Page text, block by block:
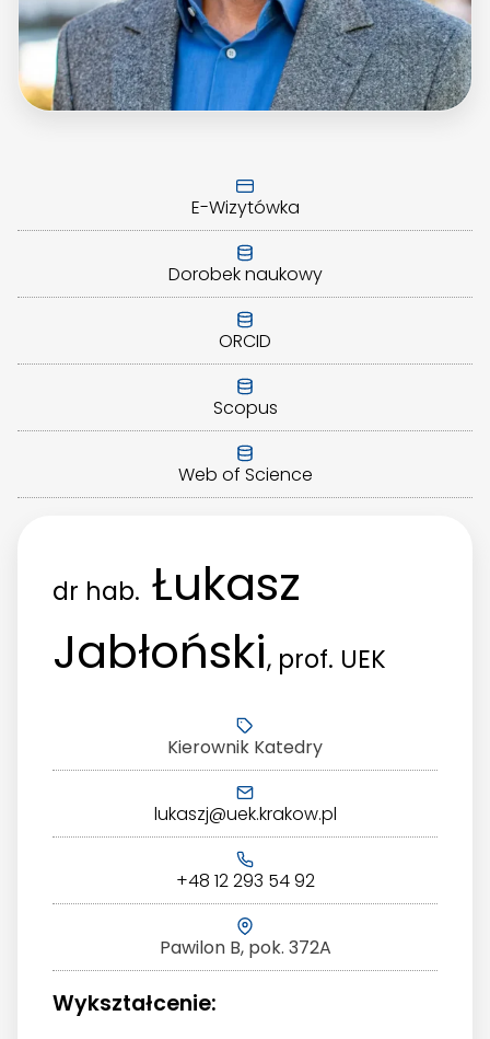
E-Wizytówka
Dorobek naukowy
ORCID
Scopus
Web of Science
dr hab. Łukasz
Jabłoński, prof. UEK
Kierownik Katedry
lukaszj@uek.krakow.pl
+48 12 293 54 92
Pawilon B, pok. 372A
Wykształcenie: